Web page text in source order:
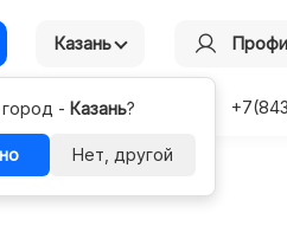
Казань
- Казань?
Нет, другой